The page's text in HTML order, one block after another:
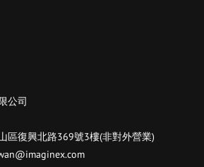
公司
區復興北路369號3樓(非對外營業)